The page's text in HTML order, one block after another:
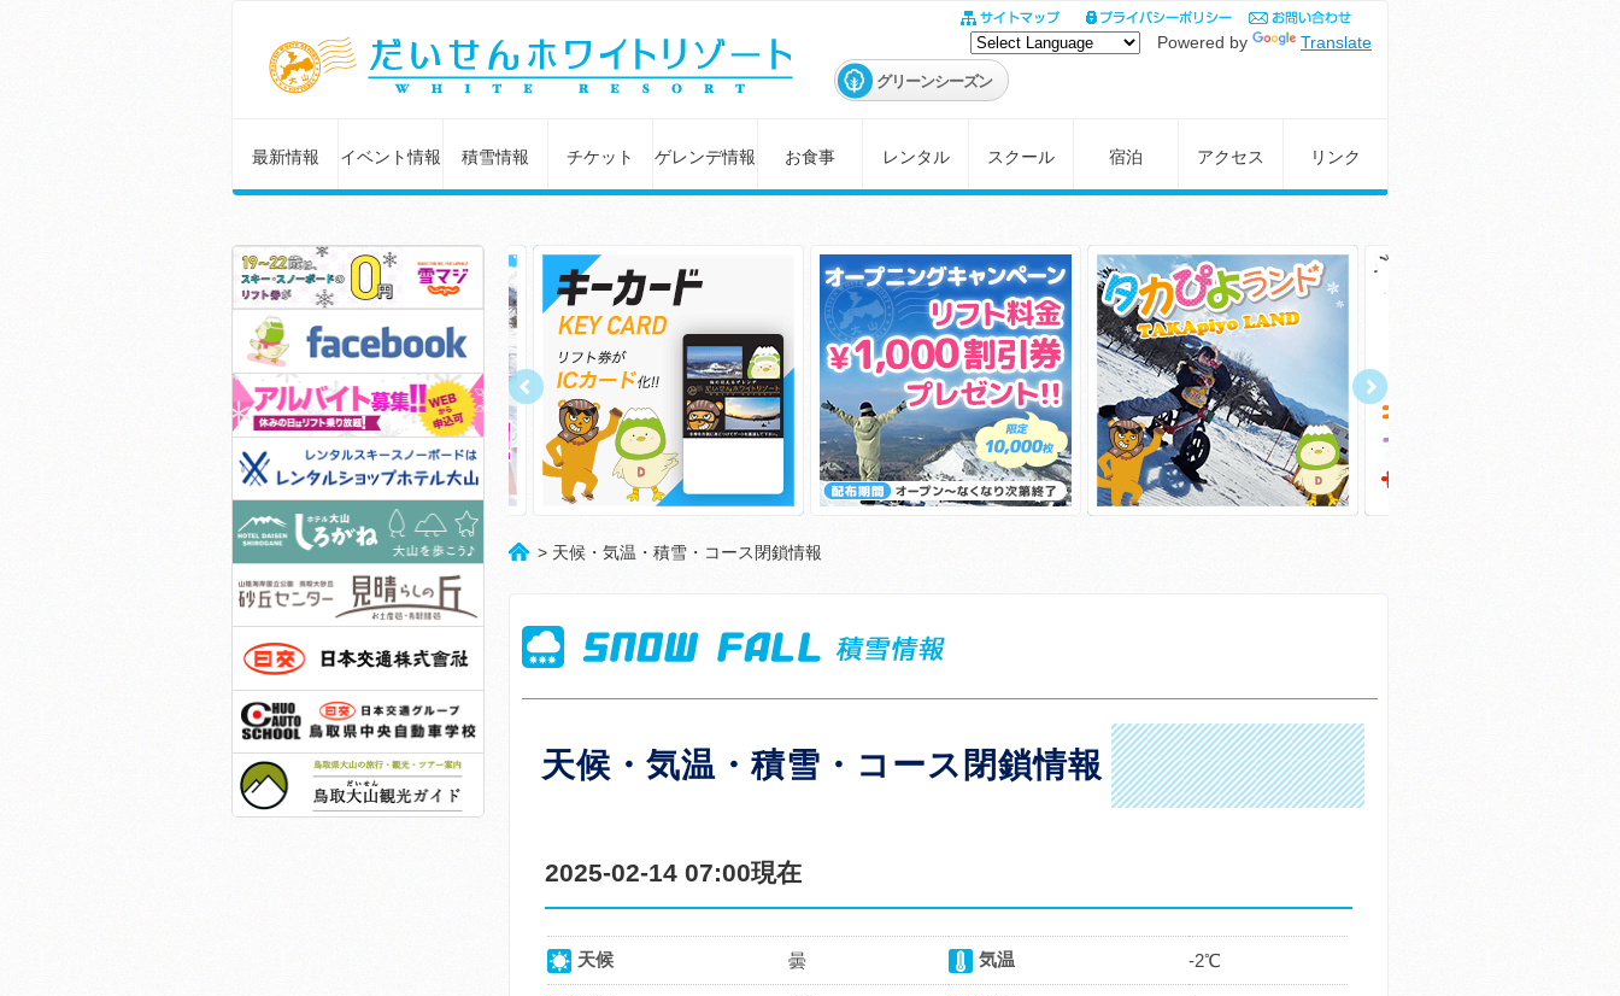
Powered by Translate
グリーンシーズン
最新情報 イベント情報 積雪情報 チケット ゲレンデ情報 お食事 レンタル スクール 宿泊 アクセス リンク
> 天候・気温・積雪・コース閉鎖情報
天候・気温・積雪・コース閉鎖情報
2025-02-14 07:00現在
天候 曇 気温 -2℃